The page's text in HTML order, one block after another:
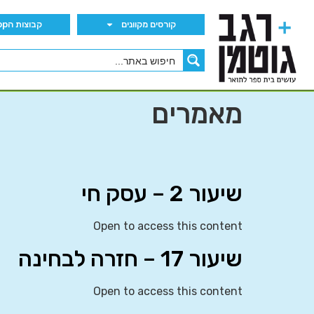
קורסים מקוונים קבוצות הWhatsApp
מאמרים
שיעור 2 – עסק חי
Open to access this content
שיעור 17 – חזרה לבחינה
Open to access this content